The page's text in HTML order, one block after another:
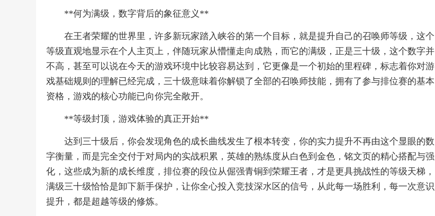
**何为满级，数字背后的象征意义**
在王者荣耀的世界里，许多新玩家踏入峡谷的第一个目标，就是提升自己的召唤师等级，这个
等级直观地显示在个人主页上，伴随玩家从懵懂走向成熟，而它的满级，正是三十级，这个数字并
不高，甚至可以说在今天的游戏环境中比较容易达到，它更像是一个初始的里程碑，标志着你对游
戏基础规则的理解已经完成，三十级意味着你解锁了全部的召唤师技能，拥有了参与排位赛的基本
资格，游戏的核心功能已向你完全敞开。
**等级封顶，游戏体验的真正开始**
达到三十级后，你会发现角色的成长曲线发生了根本转变，你的实力提升不再由这个显眼的数
字衡量，而是完全交付于对局内的实战积累，英雄的熟练度从白色到金色，铭文页的精心搭配与强
化，这些成为新的成长维度，排位赛的段位从倔强青铜到荣耀王者，才是更具挑战性的等级天梯，
满级三十级恰恰是卸下新手保护，让你全心投入竞技深水区的信号，从此每一场胜利，每一次意识
提升，都是超越等级的修炼。